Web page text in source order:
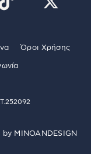
Όροι Χρήσης
by MINOANDESIGN